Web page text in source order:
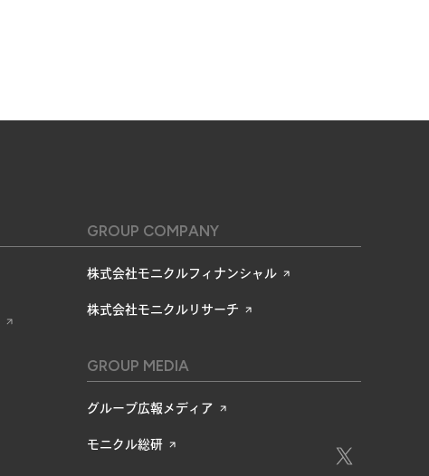
GROUP COMPANY
株式会社モニクルフィナンシャル
株式会社モニクルリサーチ
GROUP MEDIA
グループ広報メディア
モニクル総研